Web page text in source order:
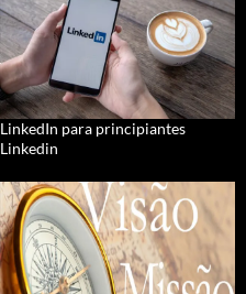
LinkedIn para principiantes
Linkedin